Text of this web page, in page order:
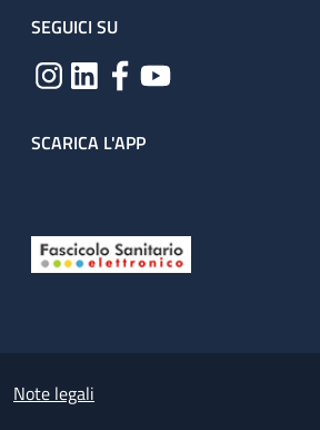
SEGUICI SU
SCARICA L'APP
Small prints
Note legali